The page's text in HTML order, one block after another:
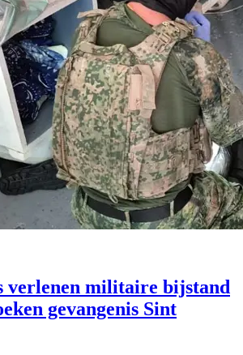
verlenen militaire bijstand
gevangenis Sint